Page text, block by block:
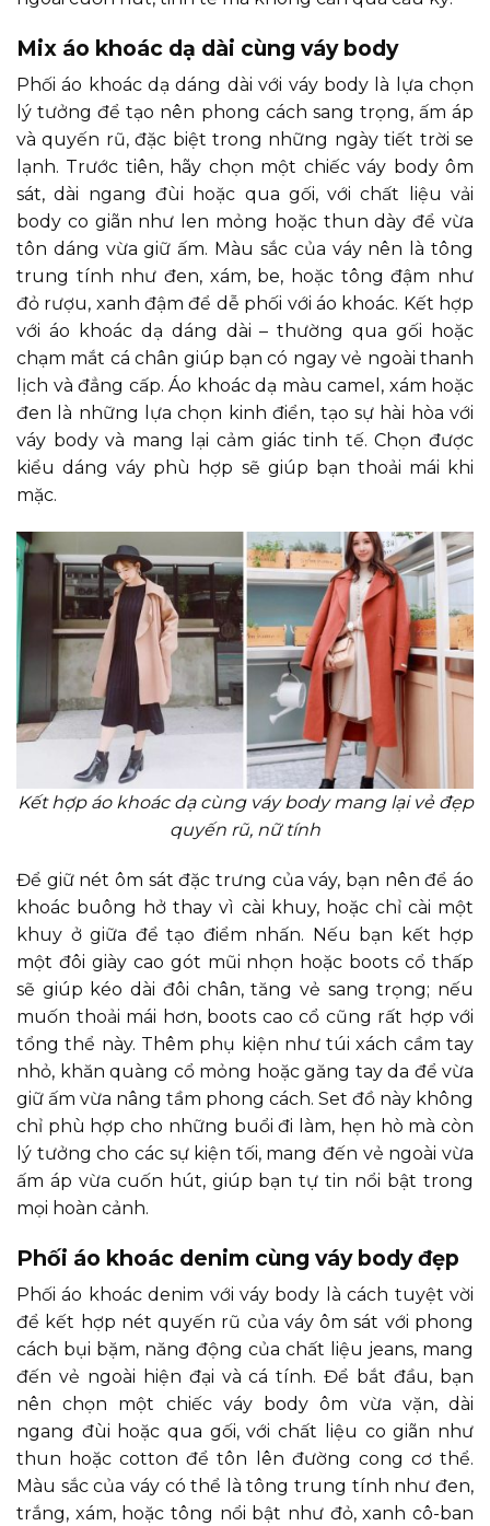
Mix áo khoác dạ dài cùng váy body
Phối áo khoác dạ dáng dài với váy body là lựa chọn
lý tưởng để tạo nên phong cách sang trọng, ấm áp
và quyến rũ, đặc biệt trong những ngày tiết trời se
lạnh. Trước tiên, hãy chọn một chiếc váy body ôm
sát, dài ngang đùi hoặc qua gối, với chất liệu vải
body co giãn như len mỏng hoặc thun dày để vừa
tôn dáng vừa giữ ấm. Màu sắc của váy nên là tông
trung tính như đen, xám, be, hoặc tông đậm như
đỏ rượu, xanh đậm để dễ phối với áo khoác. Kết hợp
với áo khoác dạ dáng dài – thường qua gối hoặc
chạm mắt cá chân giúp bạn có ngay vẻ ngoài thanh
lịch và đẳng cấp. Áo khoác dạ màu camel, xám hoặc
đen là những lựa chọn kinh điển, tạo sự hài hòa với
váy body và mang lại cảm giác tinh tế. Chọn được
kiểu dáng váy phù hợp sẽ giúp bạn thoải mái khi
mặc.
Kết hợp áo khoác dạ cùng váy body mang lại vẻ đẹp
quyến rũ, nữ tính
Để giữ nét ôm sát đặc trưng của váy, bạn nên để áo
khoác buông hở thay vì cài khuy, hoặc chỉ cài một
khuy ở giữa để tạo điểm nhấn. Nếu bạn kết hợp
một đôi giày cao gót mũi nhọn hoặc boots cổ thấp
sẽ giúp kéo dài đôi chân, tăng vẻ sang trọng; nếu
muốn thoải mái hơn, boots cao cổ cũng rất hợp với
tổng thể này. Thêm phụ kiện như túi xách cầm tay
nhỏ, khăn quàng cổ mỏng hoặc găng tay da để vừa
giữ ấm vừa nâng tầm phong cách. Set đồ này không
chỉ phù hợp cho những buổi đi làm, hẹn hò mà còn
lý tưởng cho các sự kiện tối, mang đến vẻ ngoài vừa
ấm áp vừa cuốn hút, giúp bạn tự tin nổi bật trong
mọi hoàn cảnh.
Phối áo khoác denim cùng váy body đẹp
Phối áo khoác denim với váy body là cách tuyệt vời
để kết hợp nét quyến rũ của váy ôm sát với phong
cách bụi bặm, năng động của chất liệu jeans, mang
đến vẻ ngoài hiện đại và cá tính. Để bắt đầu, bạn
nên chọn một chiếc váy body ôm vừa vặn, dài
ngang đùi hoặc qua gối, với chất liệu co giãn như
thun hoặc cotton để tôn lên đường cong cơ thể.
Màu sắc của váy có thể là tông trung tính như đen,
trắng, xám, hoặc tông nổi bật như đỏ, xanh cô-ban